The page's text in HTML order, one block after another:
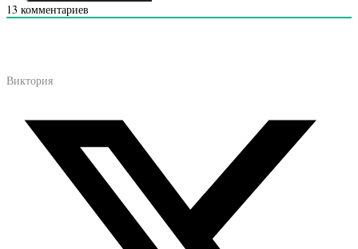
13 комментариев
Виктория